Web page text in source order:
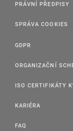
PRÁVNÍ PŘEDPISY
SPRÁVA COOKIES
GDPR
ORGANIZAČNÍ
ISO CERTIFIKÁTY
KARIÉRA
FAQ